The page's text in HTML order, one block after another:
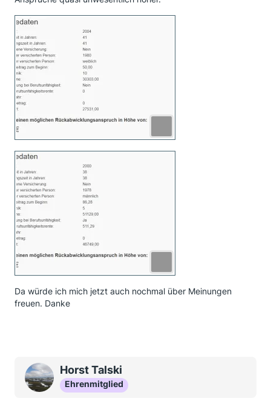
Da würde ich mich jetzt auch nochmal über Meinungen
freuen. Danke
Horst Talski
Ehrenmitglied